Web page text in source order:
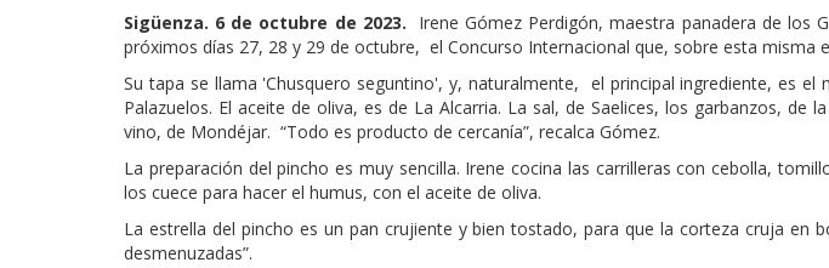
Sigüenza. 6 de octubre de 2023. Irene Gómez Perdigón, maestra panadera de los
próximos días 27, 28 y 29 de octubre, el Concurso Internacional que, sobre esta misma
Su tapa se llama 'Chusquero seguntino', y, naturalmente, el principal ingrediente, es
Palazuelos. El aceite de oliva, es de La Alcarria. La sal, de Saelices, los garbanzos,
vino, de Mondéjar. “Todo es producto de cercanía”, recalca Gómez.
La preparación del pincho es muy sencilla. Irene cocina las carrilleras con cebolla,
los cuece para hacer el humus, con el aceite de oliva.
La estrella del pincho es un pan crujiente y bien tostado, para que la corteza cruja en
desmenuzadas”.